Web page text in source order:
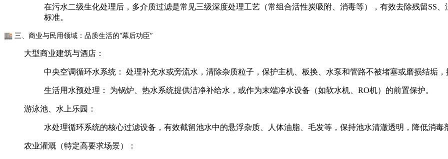
在污水二级生化处理后，多介质过滤是常见三级深度处理工艺（常组合活性炭吸附、消毒等），有效去除残留SS
标准。
🏬 三、商业与民用领域：品质生活的“幕后功臣”
大型商业建筑与酒店：
中央空调循环水系统： 处理补充水或旁流水，清除杂质粒子，保护主机、板换、水泵和管路不被堵塞或磨损结垢
生活用水预处理： 为锅炉、热水系统提供洁净补给水，或作为末端净水设备（如软水机、RO机）的前置保护。
游泳池、水上乐园：
水处理循环系统的核心过滤设备，有效截留池水中的悬浮杂质、人体油脂、毛发等，保持池水清澈透明，降低消
农业灌溉（特定高要求场景）：